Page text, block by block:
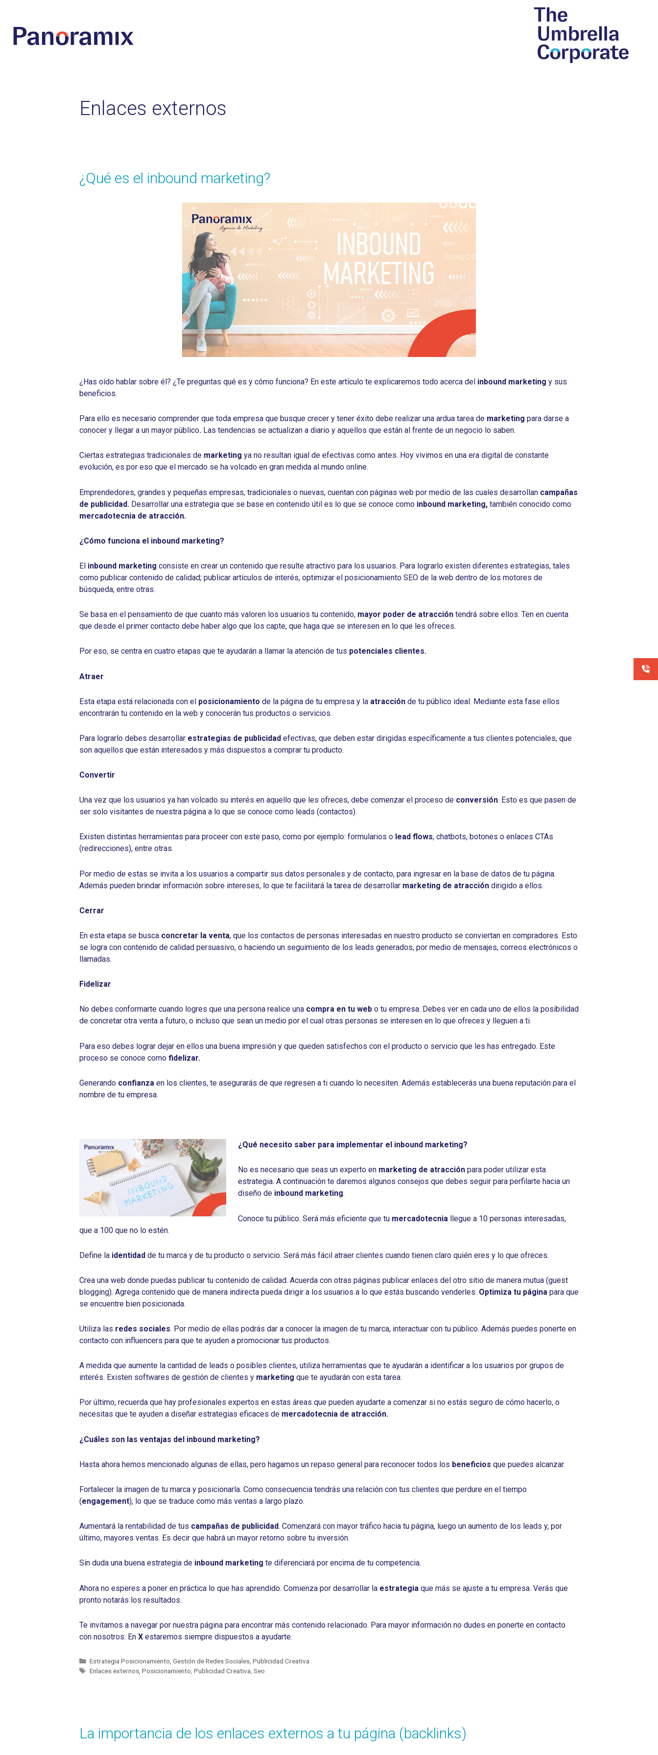
Enlaces externos
¿Qué es el inbound marketing?
¿Has oído hablar sobre él? ¿Te preguntas qué es y cómo funciona? En este artículo te explicaremos todo acerca del inbound marketing y sus
beneficios.
Para ello es necesario comprender que toda empresa que busque crecer y tener éxito debe realizar una ardua tarea de marketing para darse a
conocer y llegar a un mayor público. Las tendencias se actualizan a diario y aquellos que están al frente de un negocio lo saben.
Ciertas estrategias tradicionales de marketing ya no resultan igual de efectivas como antes. Hoy vivimos en una era digital de constante
evolución, es por eso que el mercado se ha volcado en gran medida al mundo online.
Emprendedores, grandes y pequeñas empresas, tradicionales o nuevas, cuentan con páginas web por medio de las cuales desarrollan campañas
de publicidad. Desarrollar una estrategia que se base en contenido útil es lo que se conoce como inbound marketing, también conocido como
mercadotecnia de atracción.
¿Cómo funciona el inbound marketing?
El inbound marketing consiste en crear un contenido que resulte atractivo para los usuarios. Para lograrlo existen diferentes estrategias, tales
como publicar contenido de calidad; publicar artículos de interés, optimizar el posicionamiento SEO de la web dentro de los motores de
búsqueda, entre otras.
Se basa en el pensamiento de que cuanto más valoren los usuarios tu contenido, mayor poder de atracción tendrá sobre ellos. Ten en cuenta
que desde el primer contacto debe haber algo que los capte, que haga que se interesen en lo que les ofreces.
Por eso, se centra en cuatro etapas que te ayudarán a llamar la atención de tus potenciales clientes.
Atraer
Esta etapa está relacionada con el posicionamiento de la página de tu empresa y la atracción de tu público ideal. Mediante esta fase ellos
encontrarán tu contenido en la web y conocerán tus productos o servicios.
Para lograrlo debes desarrollar estrategias de publicidad efectivas, que deben estar dirigidas específicamente a tus clientes potenciales, que
son aquellos que están interesados y más dispuestos a comprar tu producto.
Convertir
Una vez que los usuarios ya han volcado su interés en aquello que les ofreces, debe comenzar el proceso de conversión. Esto es que pasen de
ser solo visitantes de nuestra página a lo que se conoce como leads (contactos).
Existen distintas herramientas para proceer con este paso, como por ejemplo: formularios o lead flows, chatbots, botones o enlaces CTAs
(redirecciones), entre otras.
Por medio de estas se invita a los usuarios a compartir sus datos personales y de contacto, para ingresar en la base de datos de tu página.
Además pueden brindar información sobre intereses, lo que te facilitará la tarea de desarrollar marketing de atracción dirigido a ellos.
Cerrar
En esta etapa se busca concretar la venta, que los contactos de personas interesadas en nuestro producto se conviertan en compradores. Esto
se logra con contenido de calidad persuasivo, o haciendo un seguimiento de los leads generados, por medio de mensajes, correos electrónicos o
llamadas.
Fidelizar
No debes conformarte cuando logres que una persona realice una compra en tu web o tu empresa. Debes ver en cada uno de ellos la posibilidad
de concretar otra venta a futuro, o incluso que sean un medio por el cual otras personas se interesen en lo que ofreces y lleguen a ti.
Para eso debes lograr dejar en ellos una buena impresión y que queden satisfechos con el producto o servicio que les has entregado. Este
proceso se conoce como fidelizar.
Generando confianza en los clientes, te asegurarás de que regresen a ti cuando lo necesiten. Además establecerás una buena reputación para el
nombre de tu empresa.
¿Qué necesito saber para implementar el inbound marketing?
No es necesario que seas un experto en marketing de atracción para poder utilizar esta
estrategia. A continuación te daremos algunos consejos que debes seguir para perfilarte hacia un
diseño de inbound marketing.
Conoce tu público. Será más eficiente que tu mercadotecnia llegue a 10 personas interesadas,
que a 100 que no lo estén.
Define la identidad de tu marca y de tu producto o servicio. Será más fácil atraer clientes cuando tienen claro quién eres y lo que ofreces.
Crea una web donde puedas publicar tu contenido de calidad. Acuerda con otras páginas publicar enlaces del otro sitio de manera mutua (guest
blogging). Agrega contenido que de manera indirecta pueda dirigir a los usuarios a lo que estás buscando venderles. Optimiza tu página para que
se encuentre bien posicionada.
Utiliza las redes sociales. Por medio de ellas podrás dar a conocer la imagen de tu marca, interactuar con tu público. Además puedes ponerte en
contacto con influencers para que te ayuden a promocionar tus productos.
A medida que aumente la cantidad de leads o posibles clientes, utiliza herramientas que te ayudarán a identificar a los usuarios por grupos de
interés. Existen softwares de gestión de clientes y marketing que te ayudarán con esta tarea.
Por último, recuerda que hay profesionales expertos en estas áreas que pueden ayudarte a comenzar si no estás seguro de cómo hacerlo, o
necesitas que te ayuden a diseñar estrategias eficaces de mercadotecnia de atracción.
¿Cuáles son las ventajas del inbound marketing?
Hasta ahora hemos mencionado algunas de ellas, pero hagamos un repaso general para reconocer todos los beneficios que puedes alcanzar.
Fortalecer la imagen de tu marca y posicionarla. Como consecuencia tendrás una relación con tus clientes que perdure en el tiempo
(engagement), lo que se traduce como más ventas a largo plazo.
Aumentará la rentabilidad de tus campañas de publicidad. Comenzará con mayor tráfico hacia tu página, luego un aumento de los leads y, por
último, mayores ventas. Es decir que habrá un mayor retorno sobre tu inversión.
Sin duda una buena estrategia de inbound marketing te diferenciará por encima de tu competencia.
Ahora no esperes a poner en práctica lo que has aprendido. Comienza por desarrollar la estrategia que más se ajuste a tu empresa. Verás que
pronto notarás los resultados.
Te invitamos a navegar por nuestra página para encontrar más contenido relacionado. Para mayor información no dudes en ponerte en contacto
con nosotros. En X estaremos siempre dispuestos a ayudarte.
Estrategia Posicionamiento ,Gestión de Redes Sociales ,Publicidad Creativa
Enlaces externos ,Posicionamiento ,Publicidad Creativa ,Seo
La importancia de los enlaces externos a tu página (backlinks)